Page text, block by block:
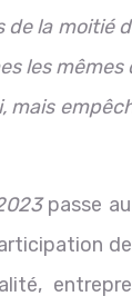
la moitié
les
passe